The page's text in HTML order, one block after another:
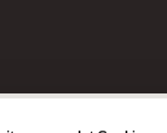
Bewerbungstipps